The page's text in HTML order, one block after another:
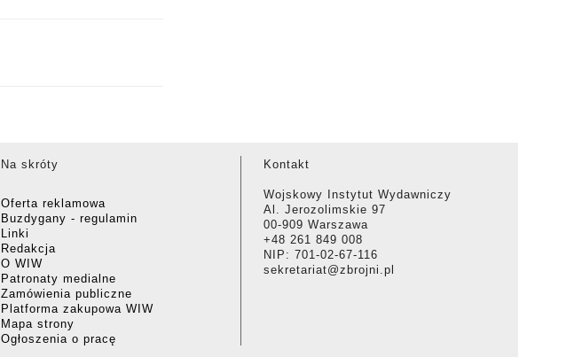
Na skróty
Oferta reklamowa
Buzdygany - regulamin
Linki
Redakcja
O WIW
Patronaty medialne
Zamówienia publiczne
Platforma zakupowa WIW
Mapa strony
Ogłoszenia o pracę
Kontakt
Wojskowy Instytut Wydawniczy
Al. Jerozolimskie 97
00-909 Warszawa
+48 261 849 008
NIP: 701-02-67-116
sekretariat@zbrojni.pl